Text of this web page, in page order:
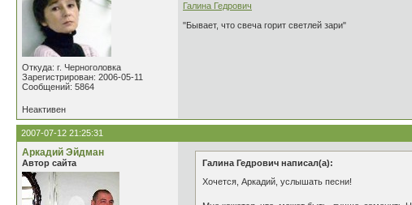
Откуда: г. Черноголовка
Зарегистрирован: 2006-05-11
Сообщений: 5864
Галина Гедрович
"Бывает, что свеча горит светлей зари"
Неактивен
2007-07-12 21:25:31
Аркадий Эйдман
Автор сайта
Галина Гедрович написал(а):
Хочется, Аркадий, услышать песни!